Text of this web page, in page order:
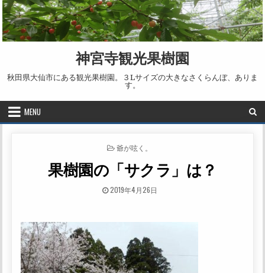
Skip to content
神宮寺観光果樹園
秋田県大仙市にある観光果樹園。３Lサイズの大きなさくらんぼ、ありま
す。
MENU
POSTED IN
爺が呟く。
果樹園の「サクラ」は？
PUBLISHED DATE:
2019年4月26日